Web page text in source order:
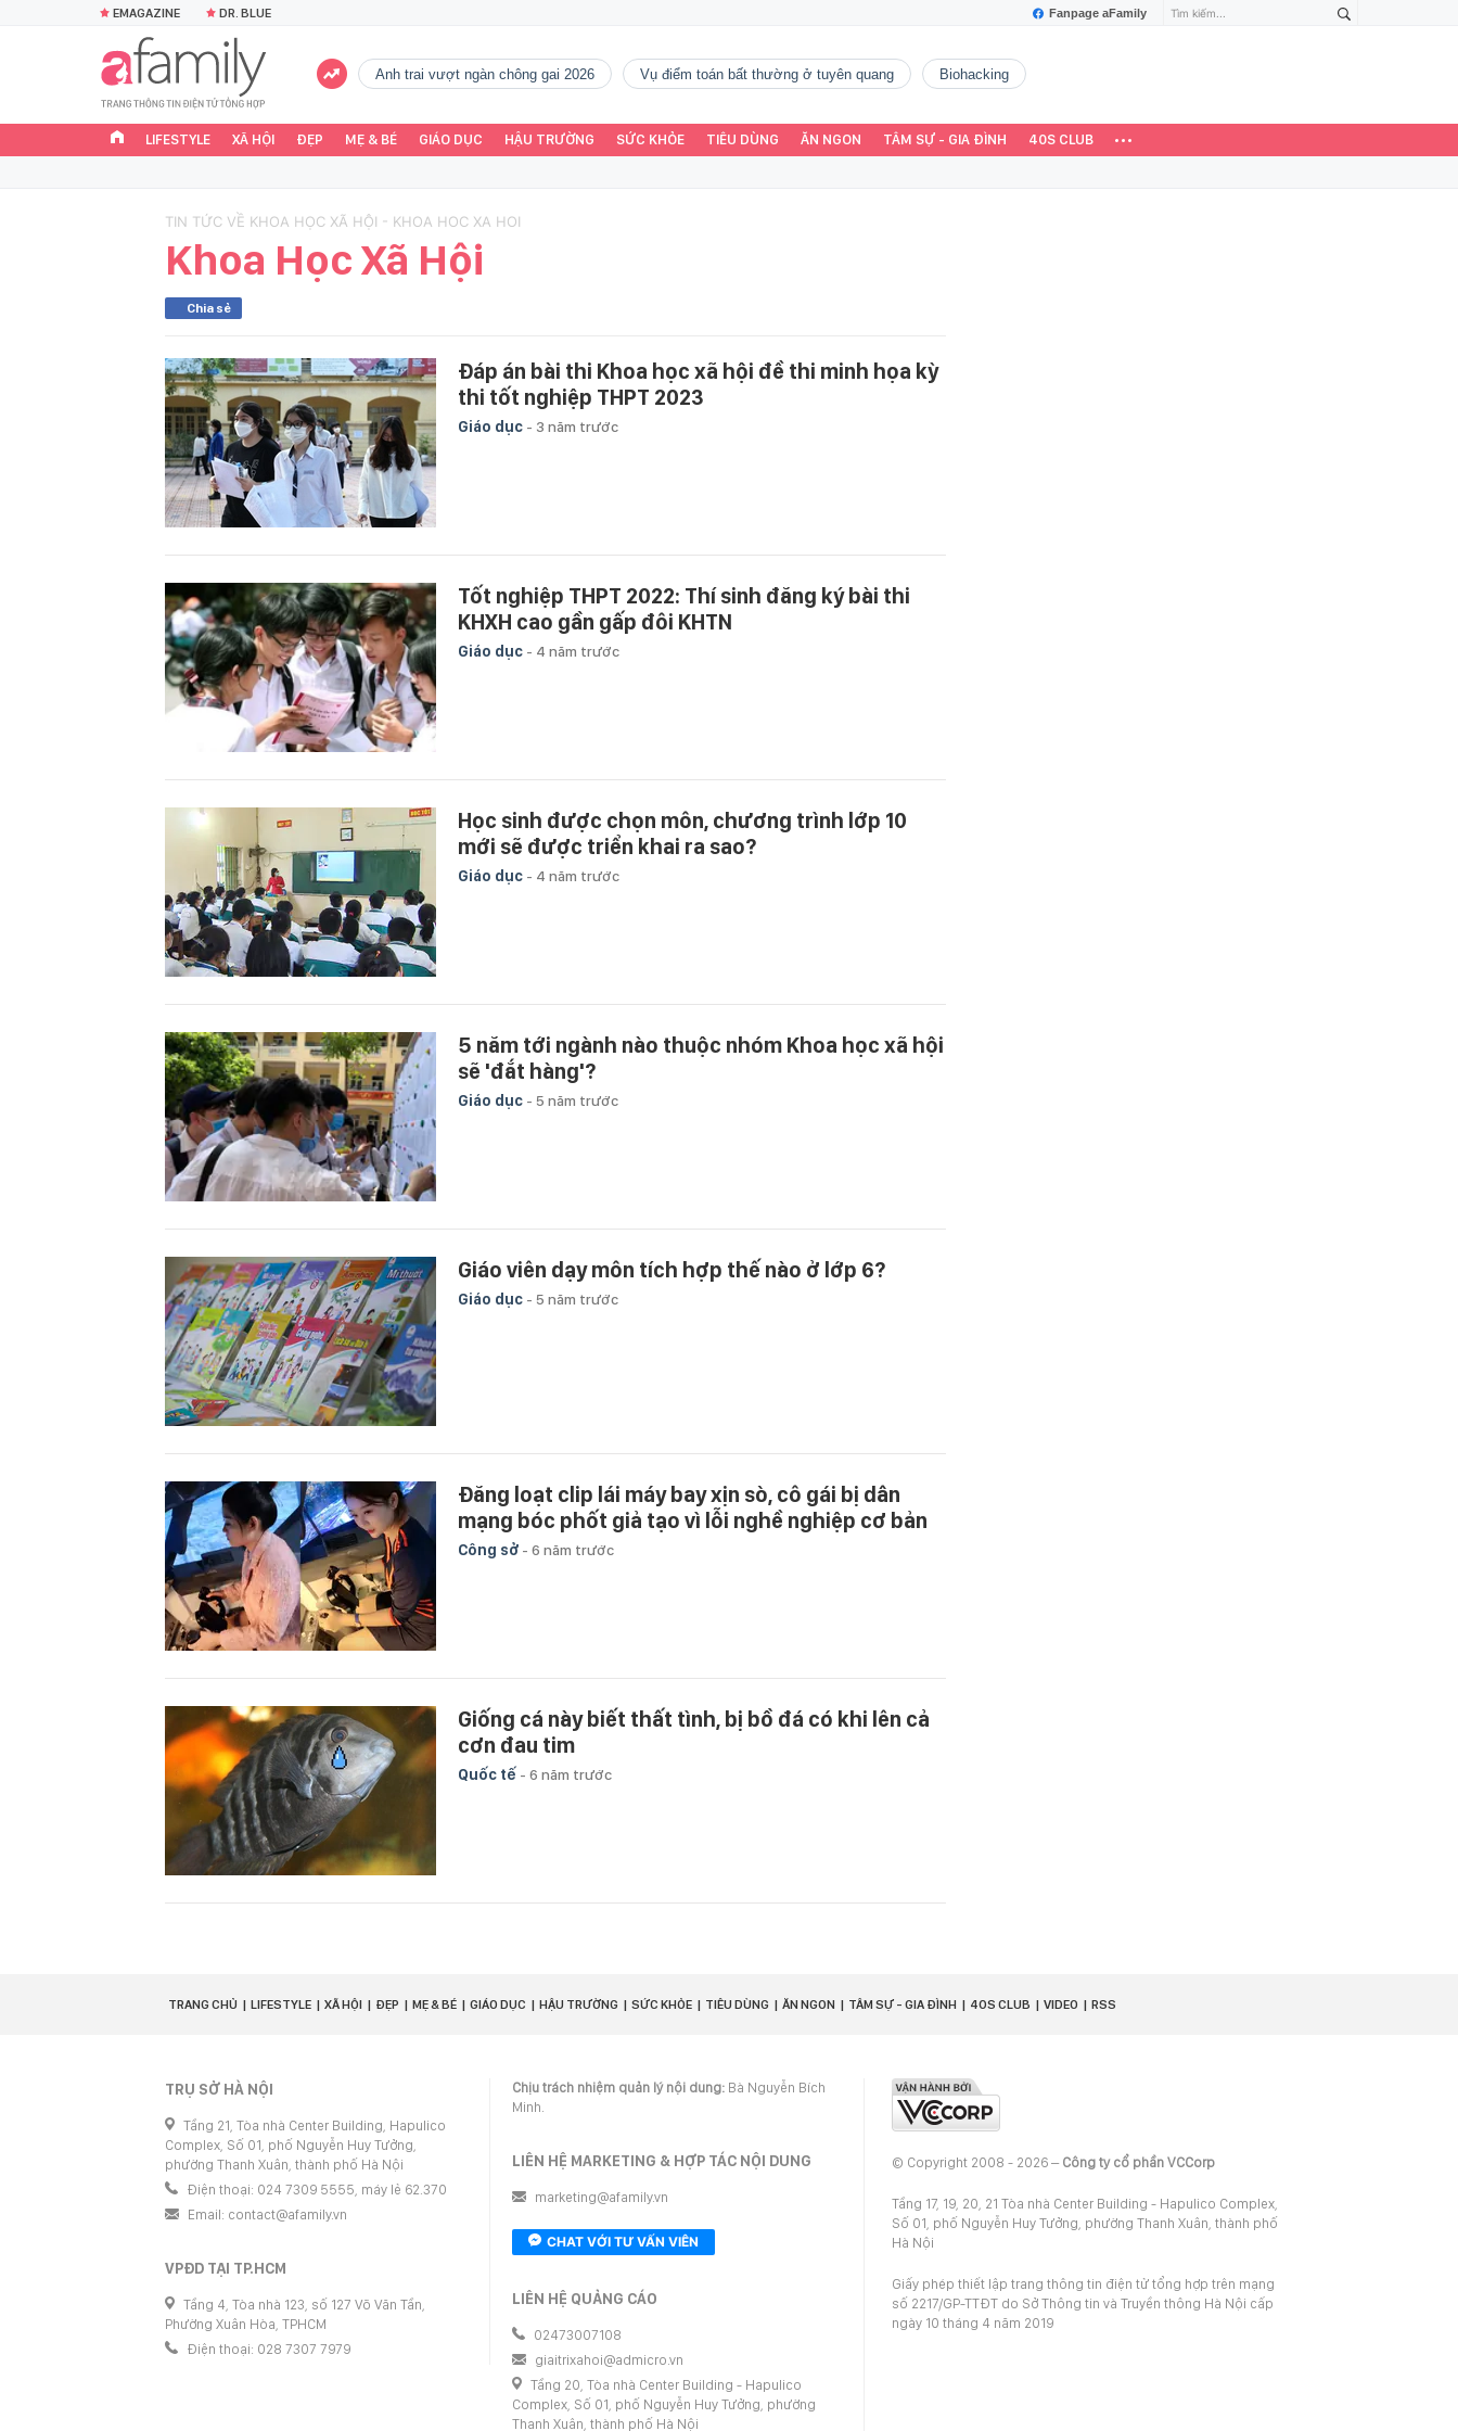
Fanpage aFamily
EMAGAZINE DR. BLUE
Anh trai vượt ngàn chông gai 2026 vụ điểm toán bất thường ở tuyên quang Biohacking
LIFESTYLE XÃ HỘI ĐẸP MẸ & BÉ GIÁO DỤC HẬU TRƯỜNG SỨC KHỎE TIÊU DÙNG ĂN NGON TÂM SỰ - GIA ĐÌNH 40S CLUB
TIN TỨC VỀ KHOA HỌC XÃ HỘI - KHOA HOC XA HOI
Khoa Học Xã Hội
Chia sẻ
Đáp án bài thi Khoa học xã hội đề thi minh họa kỳ
thi tốt nghiệp THPT 2023
Giáo dục - 3 năm trước
Tốt nghiệp THPT 2022: Thí sinh đăng ký bài thi
KHXH cao gần gấp đôi KHTN
Giáo dục - 4 năm trước
Học sinh được chọn môn, chương trình lớp 10
mới sẽ được triển khai ra sao?
Giáo dục - 4 năm trước
5 năm tới ngành nào thuộc nhóm Khoa học xã hội
sẽ 'đắt hàng'?
Giáo dục - 5 năm trước
Giáo viên dạy môn tích hợp thế nào ở lớp 6?
Giáo dục - 5 năm trước
Đăng loạt clip lái máy bay xịn sò, cô gái bị dân
mạng bóc phốt giả tạo vì lỗi nghề nghiệp cơ bản
Công sở - 6 năm trước
Giống cá này biết thất tình, bị bồ đá có khi lên cả
cơn đau tim
Quốc tế - 6 năm trước
TRANG CHỦ LIFESTYLE XÃ HỘI ĐẸP MẸ & BÉ GIÁO DỤC HẬU TRƯỜNG SỨC KHỎE TIÊU DÙNG ĂN NGON TÂM SỰ - GIA ĐÌNH 40S CLUB VIDEO RSS
TRỤ SỞ HÀ NỘI
Tầng 21, Tòa nhà Center Building, Hapulico
Complex, Số 01, phố Nguyễn Huy Tưởng,
phường Thanh Xuân, thành phố Hà Nội
Điện thoại: 024 7309 5555, máy lẻ 62.370
Email: contact@afamily.vn
VPĐD TẠI TP.HCM
Tầng 4, Tòa nhà 123, số 127 Võ Văn Tần,
Phường Xuân Hòa, TPHCM
Điện thoại: 028 7307 7979
Chịu trách nhiệm quản lý nội dung: Bà Nguyễn Bích
Minh.
LIÊN HỆ MARKETING & HỢP TÁC NỘI DUNG
marketing@afamily.vn
CHAT VỚI TƯ VẤN VIÊN
LIÊN HỆ QUẢNG CÁO
02473007108
giaitrixahoi@admicro.vn
Tầng 20, Tòa nhà Center Building - Hapulico
Complex, Số 01, phố Nguyễn Huy Tưởng, phường
Thanh Xuân, thành phố Hà Nội
© Copyright 2008 - 2026 – Công ty cổ phần VCCorp
Tầng 17, 19, 20, 21 Tòa nhà Center Building - Hapulico Complex,
Số 01, phố Nguyễn Huy Tưởng, phường Thanh Xuân, thành phố
Hà Nội
Giấy phép thiết lập trang thông tin điện tử tổng hợp trên mạng
số 2217/GP-TTĐT do Sở Thông tin và Truyền thông Hà Nội cấp
ngày 10 tháng 4 năm 2019